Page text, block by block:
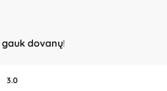
gauk dovanų!
3.0